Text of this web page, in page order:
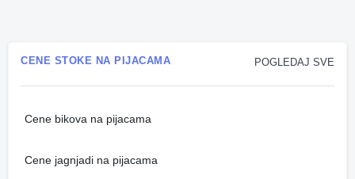
POGLEDAJ SVE
CENE STOKE NA PIJACAMA
Cene bikova na pijacama
Cene jagnjadi na pijacama